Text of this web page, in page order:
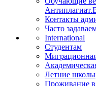
Контакты
Часто
International
Студентам
Летние школы
Проживание